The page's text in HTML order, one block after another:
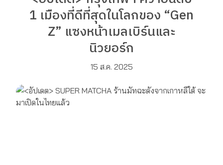
1 เมืองที่ดีที่สุดในโลกของ “Gen
Z” แซงหน้าเมลเบิร์นและ
นิวยอร์ก
15 ส.ค. 2025